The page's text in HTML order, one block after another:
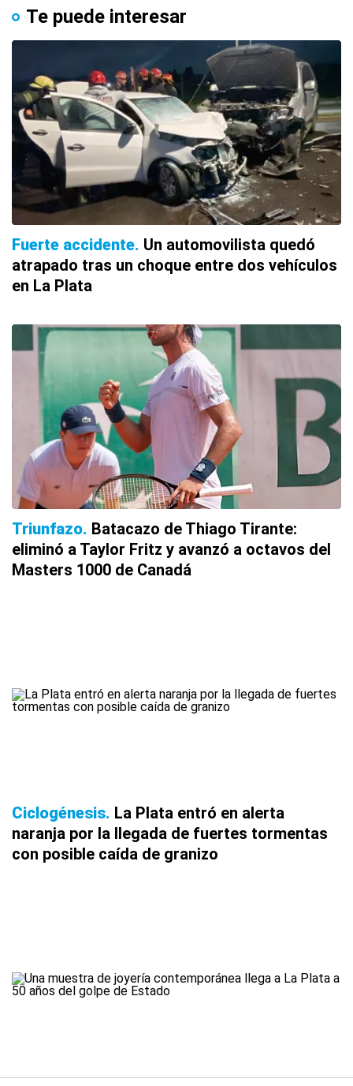
Te puede interesar
Fuerte accidente Un automovilista quedó
atrapado tras un choque entre dos vehículos
en La Plata
Triunfazo Batacazo de Thiago Tirante:
eliminó a Taylor Fritz y avanzó a octavos del
Masters 1000 de Canadá
Ciclogénesis La Plata entró en alerta
naranja por la llegada de fuertes tormentas
con posible caída de granizo